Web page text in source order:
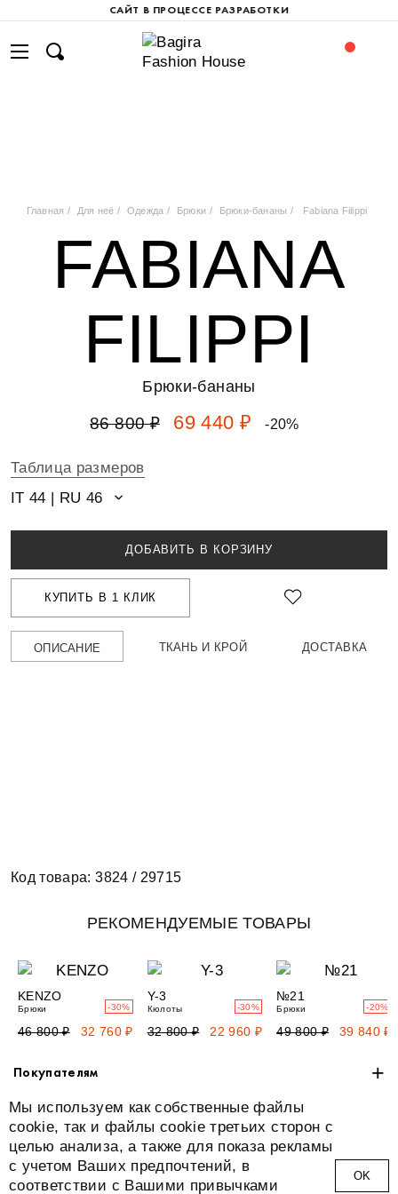
САЙТ В ПРОЦЕССЕ РАЗРАБОТКИ
Мы используем как собственные файлы
cookie, так и файлы cookie третьих сторон с
целью анализа, а также для показа рекламы
с учетом Ваших предпочтений, в
соответствии с Вашими привычками
ОK
Главная Для неё Одежда Брюки Брюки-бананы Fabiana Filippi
FABIANA
FILIPPI
Брюки-бананы
86 800 ₽ 69 440 ₽ -20%
ОПИСАНИЕ ТКАНЬ И КРОЙ ДОСТАВКА
Таблица размеров
IT 44 | RU 46
ДОБАВИТЬ В КОРЗИНУ
КУПИТЬ В 1 КЛИК
Код товара: 3824 / 29715
РЕКОМЕНДУЕМЫЕ ТОВАРЫ
KENZO
Брюки
46 800 ₽ 32 760 ₽
-30%
Y-3
Кюлоты
32 800 ₽ 22 960 ₽
-30%
№21
Брюки
49 800 ₽ 39 840 ₽
-20%
Покупателям +
О нас
Адреса +